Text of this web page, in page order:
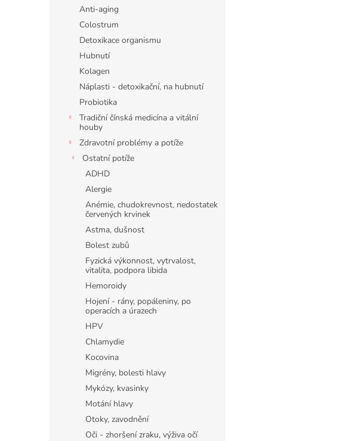
Anti-aging
Colostrum
Detoxikace organismu
Hubnutí
Kolagen
Náplasti - detoxikační, na hubnutí
Probiotika
Tradiční čínská medicína a vitální
houby
Zdravotní problémy a potíže
Ostatní potíže
ADHD
Alergie
Anémie, chudokrevnost, nedostatek
červených krvinek
Astma, dušnost
Bolest zubů
Fyzická výkonnost, vytrvalost,
vitalita, podpora libida
Hemoroidy
Hojení - rány, popáleniny, po
operacích a úrazech
HPV
Chlamydie
Kocovina
Migrény, bolesti hlavy
Mykózy, kvasinky
Motání hlavy
Otoky, zavodnění
Oči - zhoršení zraku, výživa očí